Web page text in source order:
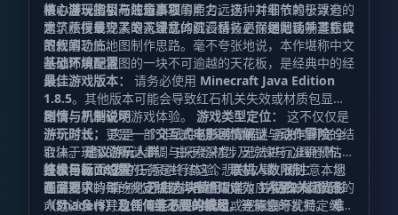
海中浮现的第一顺位。它的声名远扬，并非依赖于浮夸的
建筑炫技或令人眼花缭乱的红石科技，而是归功于其扎实
的叙事功底。
中，展现了极高的场景叙事能力。这种对细节的极致追
求，不仅呈现了令人窒息的沉浸感，更深远地影响了后续
数代的恐怖地图制作思路。毫不夸张地说，本作堪称中文
区恐怖解谜地图的一块不可逾越的天花板，是经典中的经
典。
核心游玩指引与注意事项
为了获得最完美的沉浸式体验，请务必仔细阅读并遵守以
下规则：
基础环境配置
最佳游戏版本：
请务必使用 Minecraft Java Edition
1.8.5。其他版本可能会导致红石机关失效或材质包显示
错误，严重破坏游戏体验。 游戏类型定位：
这不仅仅是
一个游戏，更是一部交互式电影剧情解谜与动作冒险的结
合体。建议游玩人群：由于题材涉及惊悚与心理恐怖，
建议年满18岁的玩家进行体验。联机人数限制：本地
图采用了特殊的判定机制，严格限定为1人至2人游玩。
人数过多将导致剧情无法正常触发或逻辑崩坏。
剧情与机制说明
游玩时长： 这是一个非线性的探索过程，通关时间完全
取决于玩家的解谜步调与探索深度，无法进行准确预估。
终极目标：您的任务是终结这个悲剧故事。请注意，您
在游戏中的每一个支线选择都像蝴蝶效应般影响着最终的
命运，全作共包含6组不同的结局，等待您的发掘。难
技术与画面设置
画面要求：请务必开启方块替用功能，并彻底关闭光影
（Shaders）及任何非必要的模组。光影会干扰特定线索